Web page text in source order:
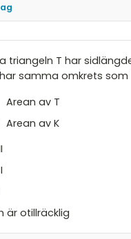
3}{1-(-1)}=-
är vinkelrät mot linjen
\(k_1\cdot k_2
\(-\frac{1}{2}\).
triangeln T har
samma omkrets som
Arean av T
Arean av K
är otillräcklig